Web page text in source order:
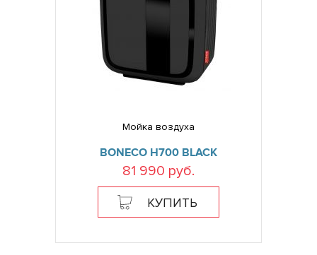
Мойка воздуха
BONECO H700 BLACK
81 990 руб.
КУПИТЬ